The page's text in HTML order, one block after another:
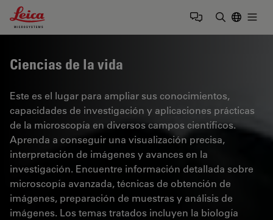
Leica Microsystems Logo
Ciencias de la vida
Este es el lugar para ampliar sus conocimientos,
capacidades de investigación y aplicaciones prácticas
de la microscopía en diversos campos científicos.
Aprenda a conseguir una visualización precisa,
interpretación de imágenes y avances en la
investigación. Encuentre información detallada sobre
microscopía avanzada, técnicas de obtención de
imágenes, preparación de muestras y análisis de
imágenes. Los temas tratados incluyen la biología